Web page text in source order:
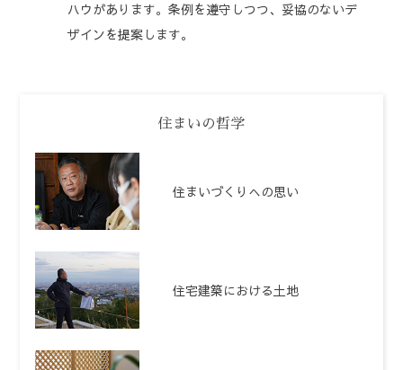
ハウがあります。条例を遵守しつつ、妥協のないデ
ザインを提案します。
住まいの哲学
住まいづくりへの思い
住宅建築における土地